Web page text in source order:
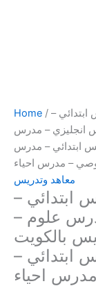
Home / –
– مدرس انجليزي – مدرس
ابتدائي – مدرس
– مدرس احياء
معاهد وتدريس
–
– مدرس علوم –
بالكويت
ابتدائي –
احياء